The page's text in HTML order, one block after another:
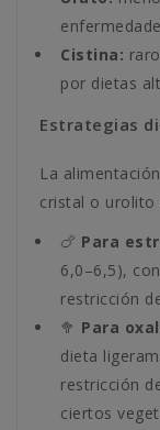
Cistina:
por dietas
Estrategias
La
cristal o urolito
🍗 Para
6,0–6,5),
restricción
🥦 Para
dieta
restricción
ciertos